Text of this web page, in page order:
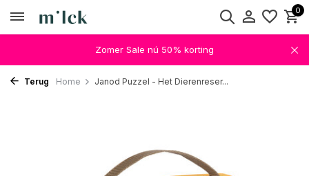
0
Zomer Sale nú 50% korting
Terug Home Janod Puzzel - Het Dierenreser...